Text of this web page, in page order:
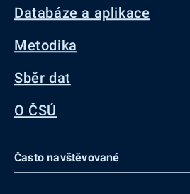
Databáze a aplikace
Metodika
Sběr dat
O ČSÚ
Často navštěvované